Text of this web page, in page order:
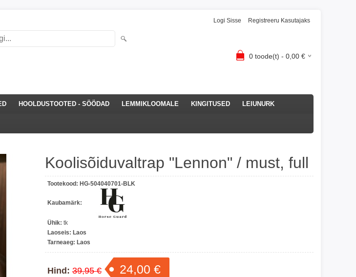
Logi Sisse Registreeru Kasutajaks
0 toode(t) - 0,00 €
HOOLDUSTOOTED - SÖÖDAD LEMMIKLOOMALE KINGITUSED LEIUNURK
Koolisõiduvaltrap "Lennon" / must, full
Tootekood: HG-504040701-BLK
Kaubamärk:
Ühik: tk
Laoseis: Laos
Tarneaeg: Laos
Hind: 39,95 € 24,00 €